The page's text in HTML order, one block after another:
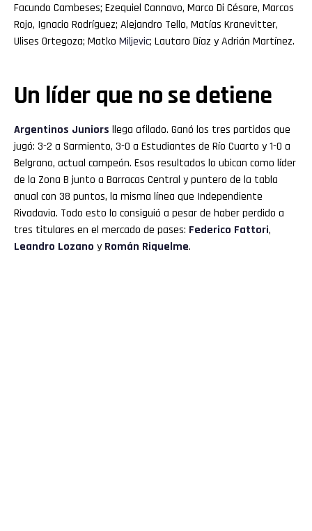
Facundo Cambeses; Ezequiel Cannavo, Marco Di Césare, Marcos
Rojo, Ignacio Rodríguez; Alejandro Tello, Matías Kranevitter,
Ulises Ortegoza; Matko Miljevic; Lautaro Díaz y Adrián Martínez.
Un líder que no se detiene
Argentinos Juniors llega afilado. Ganó los tres partidos que
jugó: 3-2 a Sarmiento, 3-0 a Estudiantes de Río Cuarto y 1-0 a
Belgrano, actual campeón. Esos resultados lo ubican como líder
de la Zona B junto a Barracas Central y puntero de la tabla
anual con 38 puntos, la misma línea que Independiente
Rivadavia. Todo esto lo consiguió a pesar de haber perdido a
tres titulares en el mercado de pases: Federico Fattori,
Leandro Lozano y Román Riquelme.